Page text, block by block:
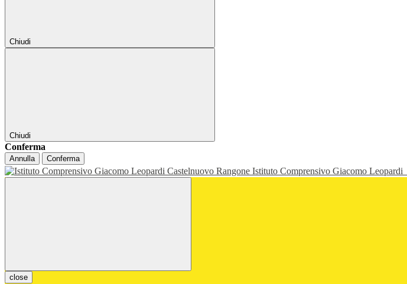
Chiudi
Chiudi
Conferma
Annulla Conferma
Istituto Comprensivo Giacomo Leopardi
close